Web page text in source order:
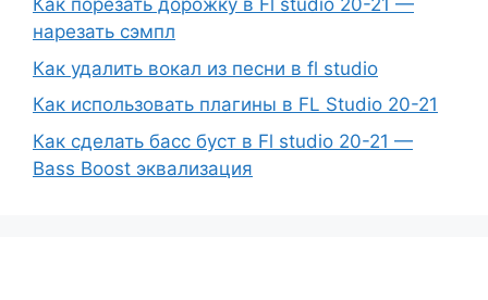
Как порезать дорожку в Fl studio 20-21 —
нарезать сэмпл
Как удалить вокал из песни в fl studio
Как использовать плагины в FL Studio 20-21
Как сделать басс буст в Fl studio 20-21 —
Bass Boost эквализация